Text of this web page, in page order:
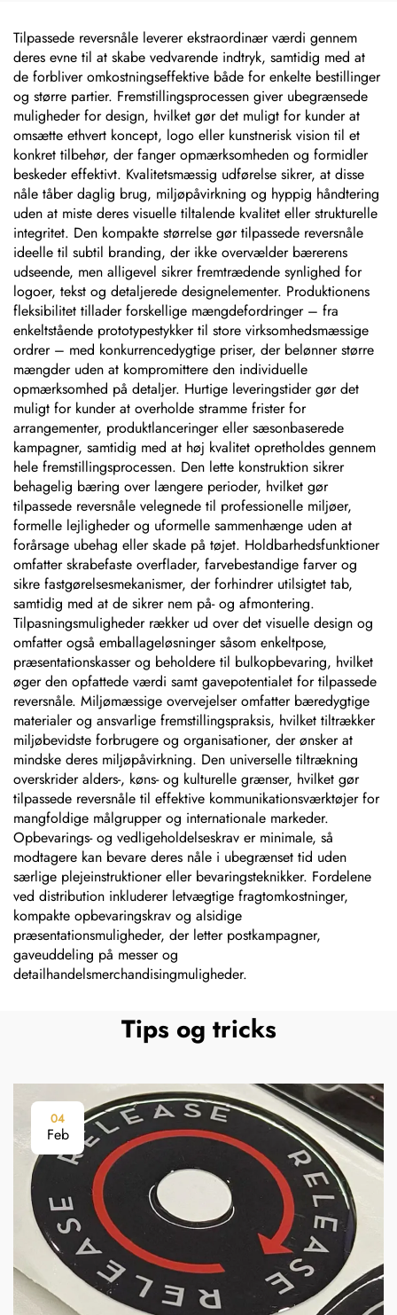
Tilpassede reversnåle leverer ekstraordinær værdi gennem
deres evne til at skabe vedvarende indtryk, samtidig med at
de forbliver omkostningseffektive både for enkelte bestillinger
og større partier. Fremstillingsprocessen giver ubegrænsede
muligheder for design, hvilket gør det muligt for kunder at
omsætte ethvert koncept, logo eller kunstnerisk vision til et
konkret tilbehør, der fanger opmærksomheden og formidler
beskeder effektivt. Kvalitetsmæssig udførelse sikrer, at disse
nåle tåber daglig brug, miljøpåvirkning og hyppig håndtering
uden at miste deres visuelle tiltalende kvalitet eller strukturelle
integritet. Den kompakte størrelse gør tilpassede reversnåle
ideelle til subtil branding, der ikke overvælder bærerens
udseende, men alligevel sikrer fremtrædende synlighed for
logoer, tekst og detaljerede designelementer. Produktionens
fleksibilitet tillader forskellige mængdefordringer – fra
enkeltstående prototypestykker til store virksomhedsmæssige
ordrer – med konkurrencedygtige priser, der belønner større
mængder uden at kompromittere den individuelle
opmærksomhed på detaljer. Hurtige leveringstider gør det
muligt for kunder at overholde stramme frister for
arrangementer, produktlanceringer eller sæsonbaserede
kampagner, samtidig med at høj kvalitet opretholdes gennem
hele fremstillingsprocessen. Den lette konstruktion sikrer
behagelig bæring over længere perioder, hvilket gør
tilpassede reversnåle velegnede til professionelle miljøer,
formelle lejligheder og uformelle sammenhænge uden at
forårsage ubehag eller skade på tøjet. Holdbarhedsfunktioner
omfatter skrabefaste overflader, farvebestandige farver og
sikre fastgørelsesmekanismer, der forhindrer utilsigtet tab,
samtidig med at de sikrer nem på- og afmontering.
Tilpasningsmuligheder rækker ud over det visuelle design og
omfatter også emballageløsninger såsom enkeltpose,
præsentationskasser og beholdere til bulkopbevaring, hvilket
øger den opfattede værdi samt gavepotentialet for tilpassede
reversnåle. Miljømæssige overvejelser omfatter bæredygtige
materialer og ansvarlige fremstillingspraksis, hvilket tiltrækker
miljøbevidste forbrugere og organisationer, der ønsker at
mindske deres miljøpåvirkning. Den universelle tiltrækning
overskrider alders-, køns- og kulturelle grænser, hvilket gør
tilpassede reversnåle til effektive kommunikationsværktøjer for
mangfoldige målgrupper og internationale markeder.
Opbevarings- og vedligeholdelseskrav er minimale, så
modtagere kan bevare deres nåle i ubegrænset tid uden
særlige plejeinstruktioner eller bevaringsteknikker. Fordelene
ved distribution inkluderer letvægtige fragtomkostninger,
kompakte opbevaringskrav og alsidige
præsentationsmuligheder, der letter postkampagner,
gaveuddeling på messer og
detailhandelsmerchandisingmuligheder.
Tips og tricks
04
Feb